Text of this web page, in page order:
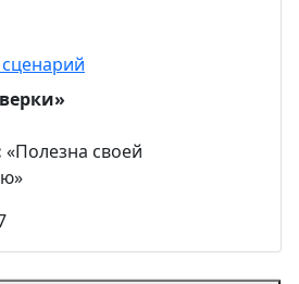
«Полезна своей